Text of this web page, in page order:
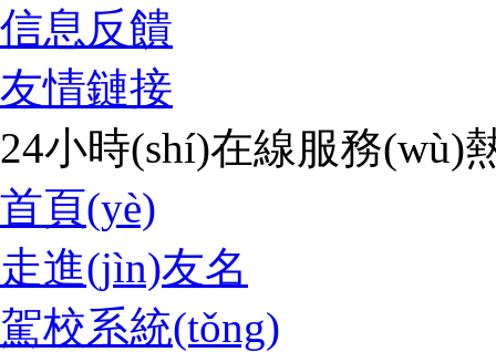
信息反饋
友情鏈接
24小時(shí)在線服務(wù)
首頁(yè)
走進(jìn)友名
駕校系統(tǒng)